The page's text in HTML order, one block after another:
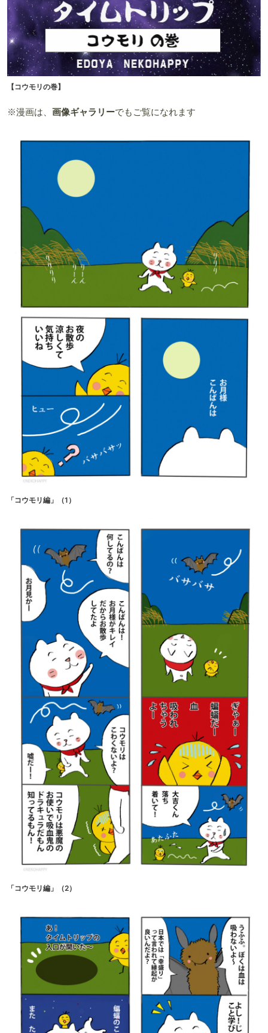
【コウモリの巻】
※漫画は、 画像ギャラリーでもご覧になれます
「コウモリ編」（1）
「コウモリ編」（2）